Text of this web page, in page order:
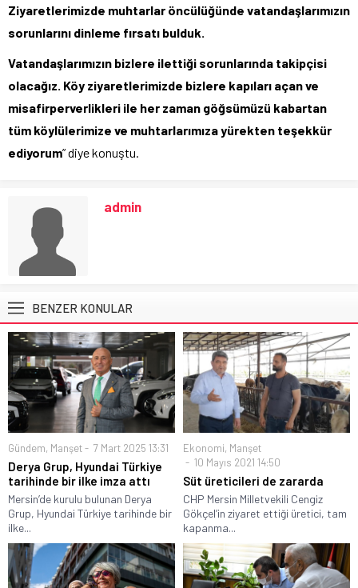
Ziyaretlerimizde muhtarlar öncülüğünde vatandaşlarımızın
sorunlarını dinleme fırsatı bulduk.
Vatandaşlarımızın bizlere ilettiği sorunlarında takipçisi
olacağız. Köy ziyaretlerimizde bizlere kapıları açan ve
misafirperverlikleri ile her zaman göğsümüzü kabartan
tüm köylülerimize ve muhtarlarımıza yürekten teşekkür
ediyorum” diye konuştu.
admin
BENZER KONULAR
Gündem, Manşet 7 Mart 2025 13:31
Derya Grup, Hyundai Türkiye
tarihinde bir ilke imza attı
Mersin’de kurulu bulunan Derya
Grup, Hyundai Türkiye tarihinde bir
ilke...
Ekonomi, Manşet
10 Mayıs 2021 14:50
Süt üreticileri de zararda
CHP Mersin Milletvekili Cengiz
Gökçel’in ziyaret ettiği üretici, tam
kapanma...